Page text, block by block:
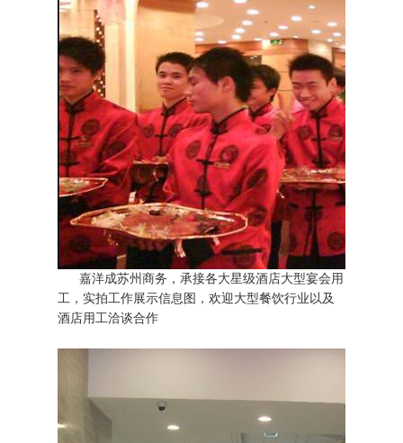
嘉洋成苏州商务，承接各大星级酒店大型宴会用
工，实拍工作展示信息图，欢迎大型餐饮行业以及
酒店用工洽谈合作